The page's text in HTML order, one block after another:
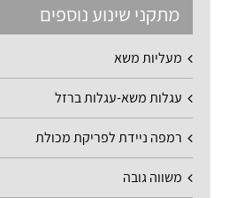
מתקני שינוע נוספים
מעליות משא
עגלות משא-עגלות ברזל
רמפה ניידת לפריקת מכולת
משווה גובה